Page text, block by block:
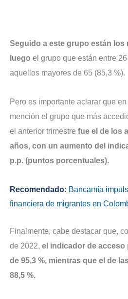
Seguido a este grupo están los
luego el grupo que están entre
aquellos mayores de 65 (85,3 %).
Pero es importante aclarar que
mención el grupo que más
el anterior trimestre fue el de los
años, con un aumento del
p.p. (puntos porcentuales).
Recomendado: Bancamía
financiera de migrantes en
Finalmente, cabe destacar que,
de 2022, el indicador de acceso
de 95,3 %, mientras que el de
88,5 %.